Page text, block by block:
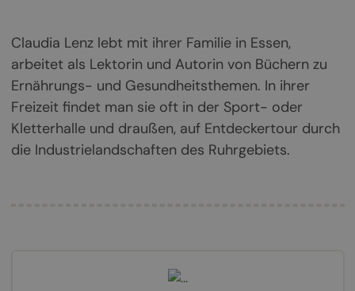
Claudia Lenz lebt mit ihrer Familie in Essen,
arbeitet als Lektorin und Autorin von Büchern zu
Ernährungs- und Gesundheitsthemen. In ihrer
Freizeit findet man sie oft in der Sport- oder
Kletterhalle und draußen, auf Entdeckertour durch
die Industrielandschaften des Ruhrgebiets.